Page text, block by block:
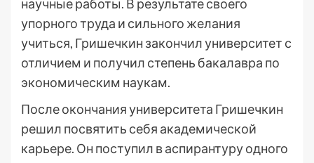
научные работы. В результате своего
упорного труда и сильного желания
учиться, Гришечкин закончил университет с
отличием и получил степень бакалавра по
экономическим наукам.
После окончания университета Гришечкин
решил посвятить себя академической
карьере. Он поступил в аспирантуру одного